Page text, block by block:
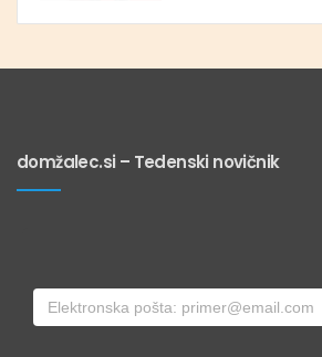
domžalec.si – Tedenski novičnik